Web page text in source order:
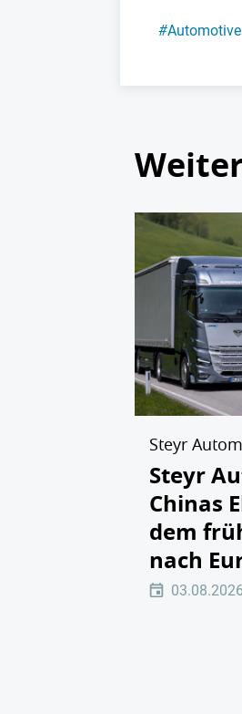
#Automotive
Steyr
Steyr
Chinas
dem
nach
03.08.2026